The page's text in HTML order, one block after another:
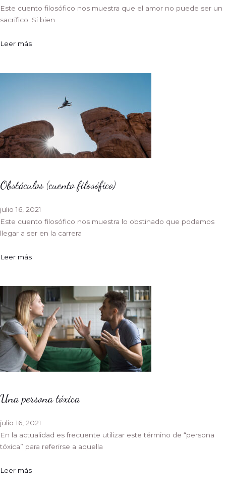
Este cuento filosófico nos muestra que el amor no puede ser un
sacrifico. Si bien
Leer más
Obstáculos (cuento filosófico)
julio 16, 2021
Este cuento filosófico nos muestra lo obstinado que podemos
llegar a ser en la carrera
Leer más
Una persona tóxica
julio 16, 2021
En la actualidad es frecuente utilizar este término de “persona
tóxica” para referirse a aquella
Leer más